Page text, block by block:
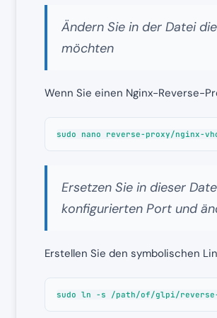
Ändern Sie in der Datei
möchten
Wenn Sie einen Nginx-Reverse-
sudo nano reverse-proxy/nginx-
Ersetzen Sie in dieser
konfigurierten Port und
Erstellen Sie den symbolischen
sudo ln -s /path/of/glpi/